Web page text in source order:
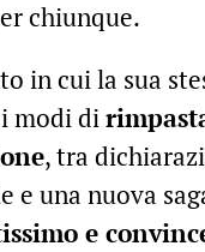
chiunque.
in cui la sua
modi di
, tra
e una nuova
e